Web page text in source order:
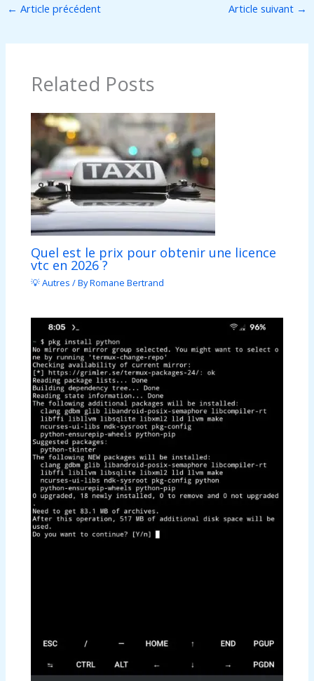
← Article précédent Article suivant →
Related Posts
Quel est le prix pour obtenir une licence
vtc en 2026 ?
💡 Autres / ByRomane Bertrand